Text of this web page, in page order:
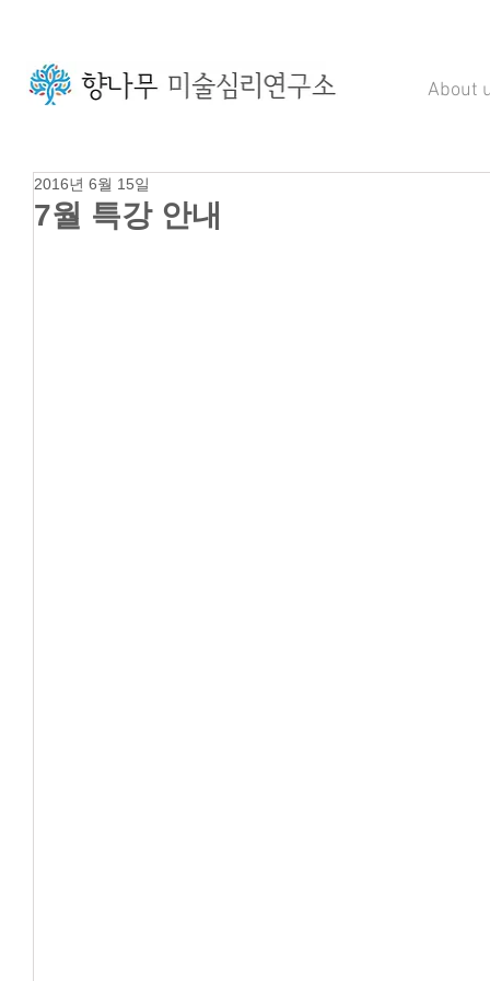
About
7월 특강 안내
2016년 6월 15일